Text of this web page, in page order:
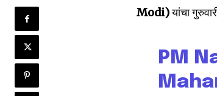
Modi)यांचा
PM